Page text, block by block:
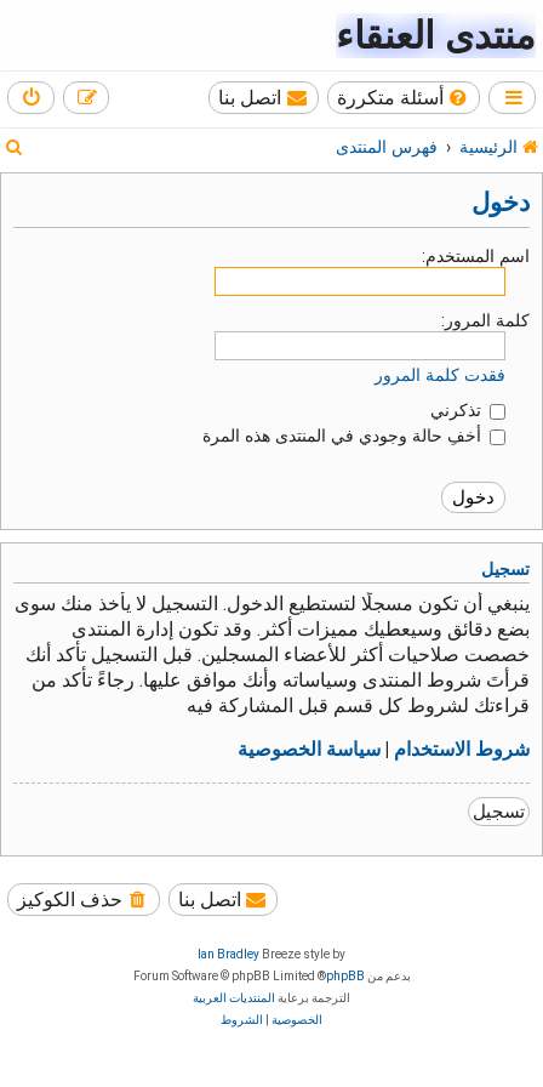
منتدى العنقاء
أسئلة متكررة اتصل بنا
الرئيسية فهرس المنتدى
دخول
اسم المستخدم:
كلمة المرور:
فقدت كلمة المرور
تذكرني
أخفِ حالة وجودي في المنتدى هذه المرة
تسجيل
ينبغي أن تكون مسجلًا لتستطيع الدخول. التسجيل لا يأخذ منك سوى
بضع دقائق وسيعطيك مميزات أكثر. وقد تكون إدارة المنتدى
خصصت صلاحيات أكثر للأعضاء المسجلين. قبل التسجيل تأكد أنك
قرأتَ شروط المنتدى وسياساته وأنك موافق عليها. رجاءً تأكد من
قراءتك لشروط كل قسم قبل المشاركة فيه
شروط الاستخدام سياسة الخصوصية
تسجيل
حذف الكوكيز اتصل بنا
Breeze style by
Ian Bradley
بدعم من phpBB
® Forum Software © phpBB Limited
الترجمة برعاية المنتديات العربية
الخصوصية
الشروط